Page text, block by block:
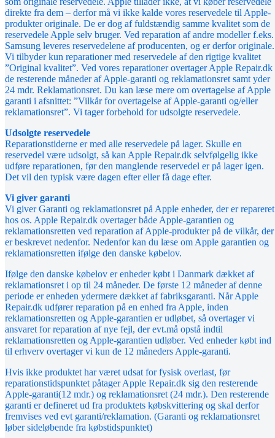
direkte fra dem – derfor må vi ikke kalde vores reservedele til Apple-
produkter originale. De er dog af fuldstændig samme kvalitet som de
reservedele Apple selv bruger. Ved reparation af andre modeller f.eks.
Samsung leveres reservedelene af producenten, og er derfor originale.
Vi tilbyder kun reparationer med reservedele af den rigtige kvalitet
”Original kvalitet”. Ved vores reparationer overtager Apple Repair.dk
de resterende måneder af Apple-garanti og reklamationsret samt yder
24 mdr. Reklamationsret. Du kan læse mere om overtagelse af Apple
garanti i afsnittet: ”Vilkår for overtagelse af Apple-garanti og/eller
reklamationsret”. Vi tager forbehold for udsolgte reservedele.
Udsolgte reservedele
Reparationstiderne er med alle reservedele på lager. Skulle en
reservedel være udsolgt, så kan Apple Repair.dk selvfølgelig ikke
udføre reparationen, før den manglende reservedel er på lager igen.
Det vil den typisk være dagen efter eller få dage efter.
Vi giver garanti
Vi giver Garanti og reklamationsret på Apple enheder, der er repareret
hos os. Apple Repair.dk overtager både Apple-garantien og
reklamationsretten ved reparation af Apple-produkter på de vilkår, der
er beskrevet nedenfor. Nedenfor kan du læse om Apple garantien og
reklamationsretten ifølge den danske købelov.
Ifølge den danske købelov er enheder købt i Danmark dækket af
reklamationsret i op til 24 måneder. De første 12 måneder af denne
periode er enheden ydermere dækket af fabriksgaranti. Når Apple
Repair.dk udfører reparation på en enhed fra Apple, inden
reklamationsretten og Apple-garantien er udløbet, så overtager vi
ansvaret for reparation af nye fejl, der evt.må opstå indtil
reklamationsretten og Apple-garantien udløber. Ved enheder købt ind
til erhverv overtager vi kun de 12 måneders Apple-garanti.
Hvis ikke produktet har været udsat for fysisk overlast, før
reparationstidspunktet påtager Apple Repair.dk sig den resterende
Apple-garanti(12 mdr.) og reklamationsret (24 mdr.). Den resterende
garanti er defineret ud fra produktets købskvittering og skal derfor
fremvises ved evt garanti/reklamation. (Garanti og reklamationsret
løber sideløbende fra købstidspunktet)